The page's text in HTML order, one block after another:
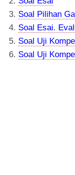
3. Soal Pilihan
4. Soal Esai.
5. Soal Uji
6. Soal Uji